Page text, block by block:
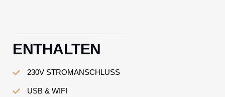
ENTHALTEN
230V STROMANSCHLUSS
USB & WIFI